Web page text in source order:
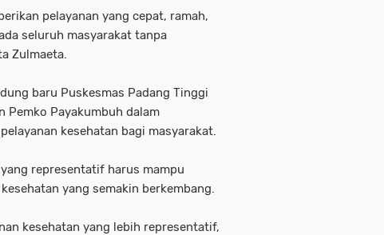
pelayanan yang cepat, ramah,
seluruh masyarakat tanpa
Zulmaeta.
baru Puskesmas Padang Tinggi
Pemko Payakumbuh dalam
kesehatan bagi masyarakat.
representatif harus mampu
yang semakin berkembang.
kesehatan yang lebih representatif,